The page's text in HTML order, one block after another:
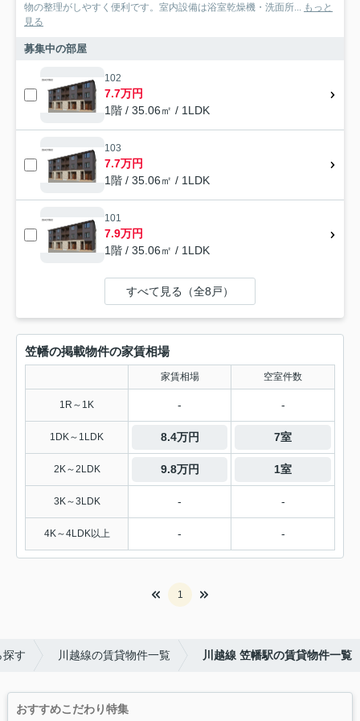
物の整理がしやすく便利です。室内設備は浴室乾燥機・洗面所... もっと
見る
募集中の部屋
102
7.7万円
1階 / 35.06㎡ / 1LDK
103
7.7万円
1階 / 35.06㎡ / 1LDK
101
7.9万円
1階 / 35.06㎡ / 1LDK
すべて見る（全8戸）
笠幡の掲載物件の家賃相場
家賃相場 空室件数
1R～1K - -
1DK～1LDK 8.4万円 7室
2K～2LDK 9.8万円 1室
3K～3LDK - -
4K～4LDK以上 - -
1
探す 川越線の賃貸物件一覧 川越線 笠幡駅の賃貸物件一覧
おすすめこだわり特集